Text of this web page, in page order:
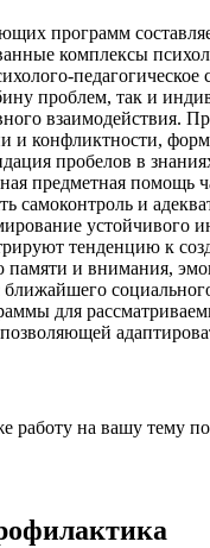
программ
комплексы
проблем, так и
взаимодействия.
и конфликтности,
пробелов в
предметная помощь
самоконтроль и
устойчивого
тенденцию к
и внимания,
для
работу на вашу тему